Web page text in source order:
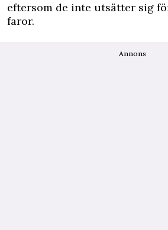
eftersom de inte utsätter sig
faror.
Annons